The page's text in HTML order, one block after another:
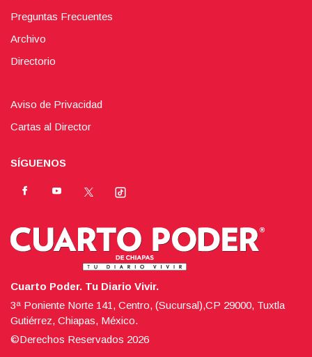
Preguntas Frecuentes
Archivo
Directorio
Aviso de Privacidad
Cartas al Director
SÍGUENOS
Cuarto Poder. Tu Diario Vivir.
3ª Poniente Norte 141, Centro, (Sucursal),CP 29000, Tuxtla
Gutiérrez, Chiapas, México.
©Derechos Reservados 2026